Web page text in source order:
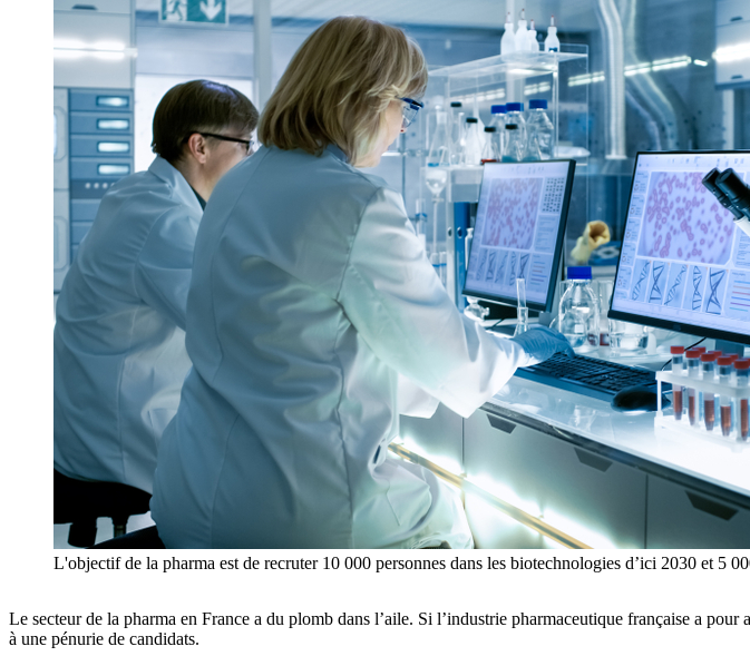
L'objectif de la pharma est de recruter 10 000 personnes dans les biotechnologies d’ici 2030 et 5
Le secteur de la pharma en France a du plomb dans l’aile. Si l’industrie pharmaceutique française a
à une pénurie de candidats.